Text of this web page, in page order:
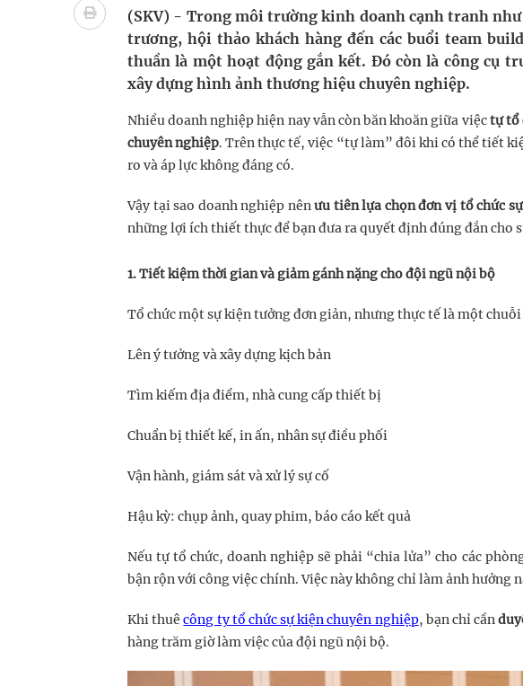
Nhiều lợi thế để nâng chất lượng y tế
Vương Thành Công: Khi việc học bắt đầu từ trải nghiệm thực tế
Tầm soát sớm ung thư vú giúp cứu sống hàng nghìn phụ nữ mỗi năm
Giải pháp nâng cao thị lực thời hiện đại
(SKV) - Trong môi trường kinh doanh cạnh tranh
trương, hội thảo khách hàng đến các buổi team
thuần là một hoạt động gắn kết. Đó còn là công cụ
xây dựng hình ảnh thương hiệu chuyên nghiệp.
Nhiều doanh nghiệp hiện nay vẫn còn băn khoăn giữa việctự tổ
chuyên nghiệp. Trên thực tế, việc “tự làm” đôi khi có thể tiết
ro và áp lực không đáng có.
Vậy tại sao doanh nghiệp nênưu tiên lựa chọn đơn vị tổ chức
những lợi ích thiết thực để bạn đưa ra quyết định đúng đắn cho
1. Tiết kiệm thời gian và giảm gánh nặng cho đội ngũ nội bộ
Tổ chức một sự kiện tưởng đơn giản, nhưng thực tế là một
Lên ý tưởng và xây dựng kịch bản
Tìm kiếm địa điểm, nhà cung cấp thiết bị
Chuẩn bị thiết kế, in ấn, nhân sự điều phối
Vận hành, giám sát và xử lý sự cố
Hậu kỳ: chụp ảnh, quay phim, báo cáo kết quả
Nếu tự tổ chức, doanh nghiệp sẽ phải “chia lửa” cho các
bận rộn với công việc chính. Việc này không chỉ làm ảnh hưởng
Khi thuêcông ty tổ chức sự kiện chuyên nghiệp, bạn chỉ cần
hàng trăm giờ làm việc của đội ngũ nội bộ.